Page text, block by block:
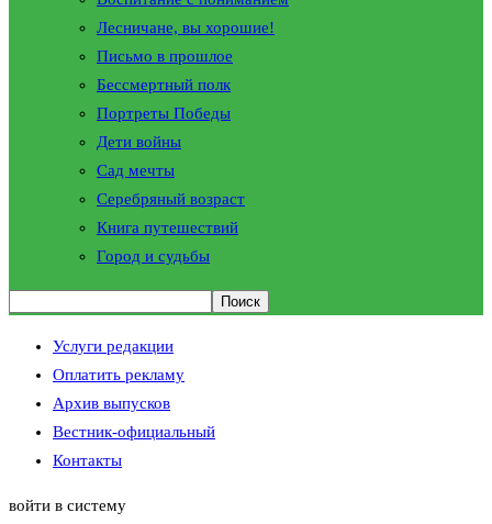
Лесничане, вы хорошие!
Письмо в прошлое
Бессмертный полк
Портреты Победы
Дети войны
Сад мечты
Серебряный возраст
Книга путешествий
Город и судьбы
Услуги редакции
Оплатить рекламу
Архив выпусков
Вестник-официальный
Контакты
войти в систему